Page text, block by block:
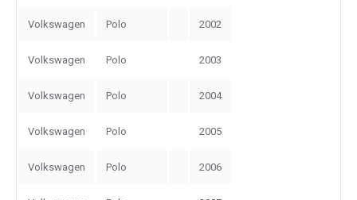
Volkswagen Polo 2002
Volkswagen Polo 2003
Volkswagen Polo 2004
Volkswagen Polo 2005
Volkswagen Polo 2006